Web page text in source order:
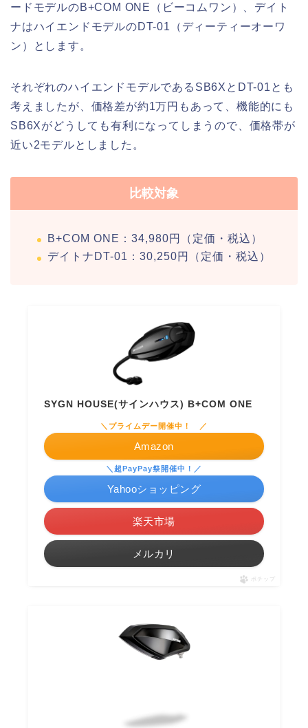
ードモデルのB+COM ONE（ビーコムワン）、デイト
ナはハイエンドモデルのDT-01（ディーティーオーワ
ン）とします。
それぞれのハイエンドモデルであるSB6XとDT-01とも
考えましたが、価格差が約1万円もあって、機能的にも
SB6Xがどうしても有利になってしまうので、価格帯が
近い2モデルとしました。
比較対象
B+COM ONE：34,980円（定価・税込）
デイトナDT-01：30,250円（定価・税込）
SYGN HOUSE(サインハウス) B+COM ONE
＼プライムデー開催中！ ／
Amazon
楽天市場
＼超PayPay祭開催中！／
Yahooショッピング
メルカリ
ポチップ